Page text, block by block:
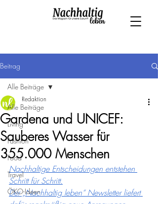
Beitrag
Alle Beiträge
Living
Fashion
Food
Travel
ÖKO-Ideen
Alle Beiträge
Gardena und UNICEF:
Sauberes Wasser für
355.000 Menschen
Redaktion
Nachhaltige Entscheidungen entstehen
Schritt für Schritt.
Der „Nachhaltig leben“ Newsletter liefert